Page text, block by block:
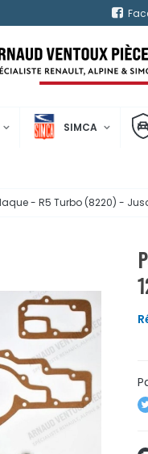
SIMCA
- R5 Turbo (8220) -